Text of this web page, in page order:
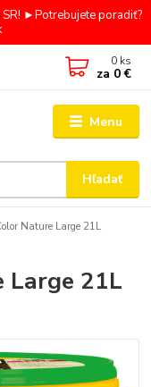
SR! ►Potrebujete poradiť?
Menu
Hľadať
0 ks
za 0 €
Nature Large 21L
Large 21L